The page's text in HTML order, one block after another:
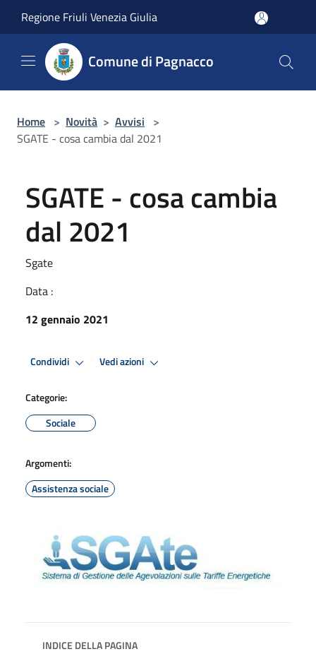
Regione Friuli Venezia Giulia
Comune di Pagnacco
Home > Novità > Avvisi >
SGATE - cosa cambia dal 2021
SGATE - cosa cambia
dal 2021
Sgate
Data :
12 gennaio 2021
Condividi Vedi azioni
Categorie:
Sociale
Argomenti:
Assistenza sociale
INDICE DELLA PAGINA